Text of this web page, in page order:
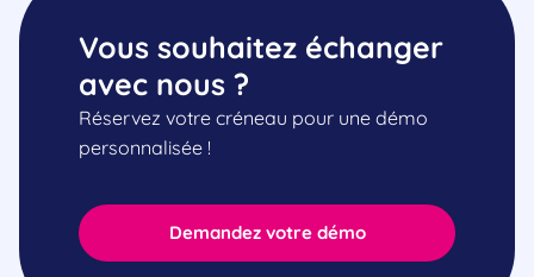
Demandez votre démo
Vous souhaitez échanger
avec nous ?
Réservez votre créneau pour une démo
personnalisée !